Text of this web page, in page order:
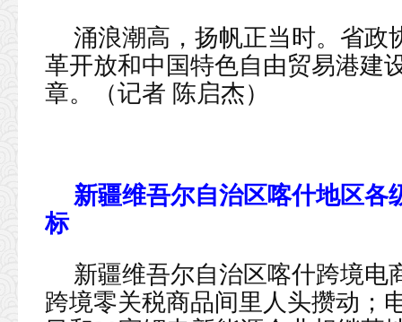
涌浪潮高，扬帆正当时。省政
革开放和中国特色自由贸易港建
章。（记者 陈启杰）
新疆维吾尔自治区喀什地区各
标
新疆维吾尔自治区喀什跨境电
跨境零关税商品间里人头攒动；